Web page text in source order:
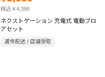
税込￥4,398
ネクストゲーション 充電式 電動ブロ
アセット
通常配送 / 店舗受取